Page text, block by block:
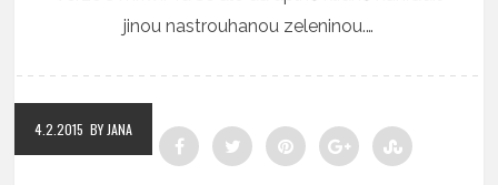
jinou nastrouhanou zeleninou.…
4.2.2015 BY JANA